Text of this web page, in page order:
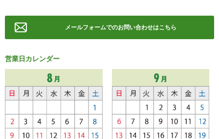
メールフォームでのお問い合わせはこちら
営業日カレンダー